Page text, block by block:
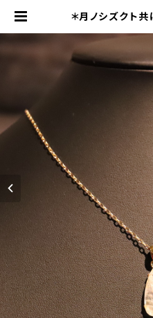
＊月ノシズクト